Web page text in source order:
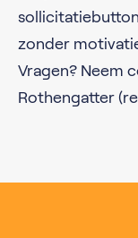
zonder
Vragen? Neem
Rothengatter